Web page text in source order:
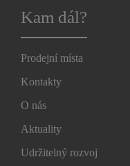
Kam dál?
Prodejní místa
Kontakty
O nás
Aktuality
Udržitelný rozvoj